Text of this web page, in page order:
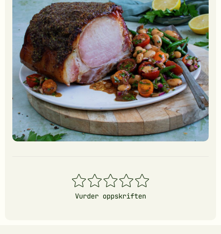
1
stjerner
2
stjerner
3
stjerner
4
stjerner
5
stjerner
Vurder oppskriften